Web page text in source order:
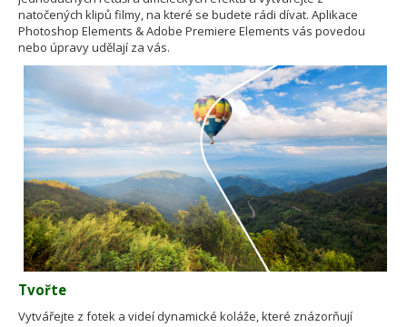
natočených klipů filmy, na které se budete rádi dívat. Aplikace
Photoshop Elements & Adobe Premiere Elements vás povedou
nebo úpravy udělají za vás.
Tvořte
Vytvářejte z fotek a videí dynamické koláže, které znázorňují